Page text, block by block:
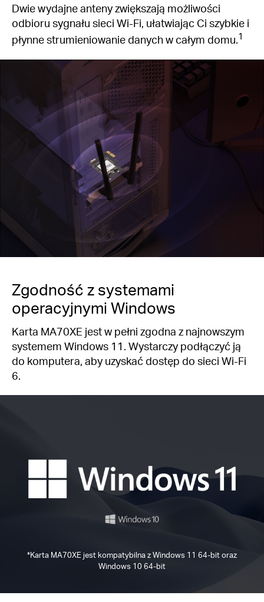
Dwie wydajne anteny zwiększają możliwości
odbioru sygnału sieci Wi-Fi, ułatwiając Ci szybkie i
płynne strumieniowanie danych w całym domu.1
Zgodność z systemami
operacyjnymi Windows
Karta MA70XE jest w pełni zgodna z najnowszym
systemem Windows 11. Wystarczy podłączyć ją
do komputera, aby uzyskać dostęp do sieci Wi-Fi
6.
*Karta MA70XE jest kompatybilna z Windows 11 64-bit oraz
Windows 10 64-bit